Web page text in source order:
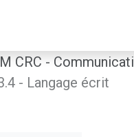
CRC -
- Langage écrit